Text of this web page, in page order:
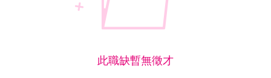
此職缺暫無徵才